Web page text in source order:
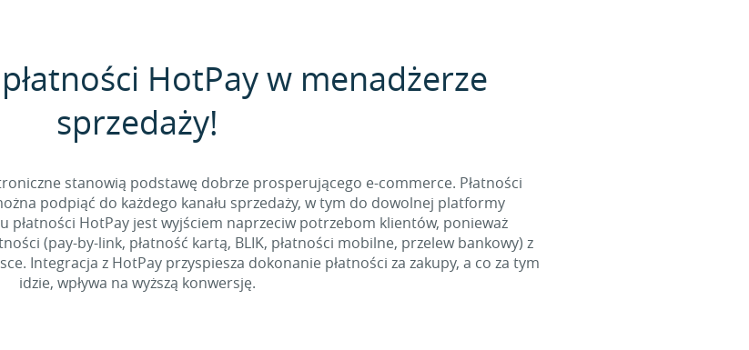
HotPay w menadżerze
sprzedaży!
stanowią podstawę dobrze prosperującego e-commerce. Płatności
podpiąć do każdego kanału sprzedaży, w tym do dowolnej platformy
płatności HotPay jest wyjściem naprzeciw potrzebom klientów, ponieważ
(pay-by-link, płatność kartą, BLIK, płatności mobilne, przelew bankowy) z
Integracja z HotPay przyspiesza dokonanie płatności za zakupy, a co za tym
idzie, wpływa na wyższą konwersję.